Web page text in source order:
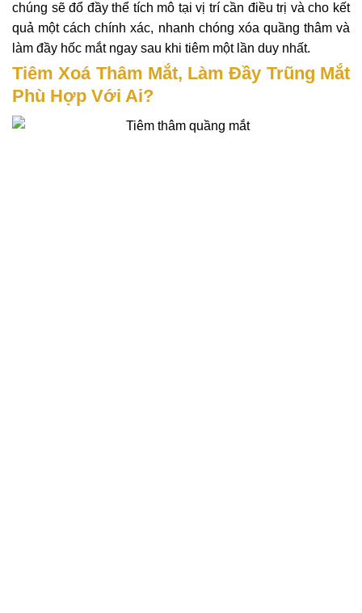
chúng sẽ đổ đầy thể tích mô tại vị trí cần điều trị và cho kết
quả một cách chính xác, nhanh chóng xóa quầng thâm và
làm đầy hốc mắt ngay sau khi tiêm một lần duy nhất.
Tiêm Xoá Thâm Mắt, Làm Đầy Trũng Mắt
Phù Hợp Với Ai?